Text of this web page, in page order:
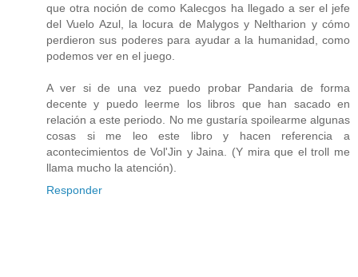
que otra noción de como Kalecgos ha llegado a ser el jefe
del Vuelo Azul, la locura de Malygos y Neltharion y cómo
perdieron sus poderes para ayudar a la humanidad, como
podemos ver en el juego.
A ver si de una vez puedo probar Pandaria de forma
decente y puedo leerme los libros que han sacado en
relación a este periodo. No me gustaría spoilearme algunas
cosas si me leo este libro y hacen referencia a
acontecimientos de Vol'Jin y Jaina. (Y mira que el troll me
llama mucho la atención).
Responder